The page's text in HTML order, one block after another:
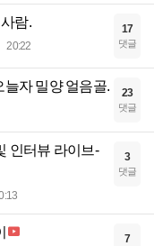
람.
20:22
17
댓글
늘자 밀양 얼음골. 23
댓글
인터뷰 라이브-
3
댓글
7